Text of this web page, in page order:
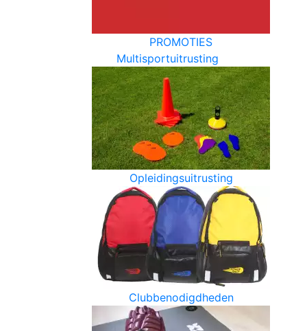
PROMOTIES
Multisportuitrusting
Opleidingsuitrusting
Clubbenodigdheden